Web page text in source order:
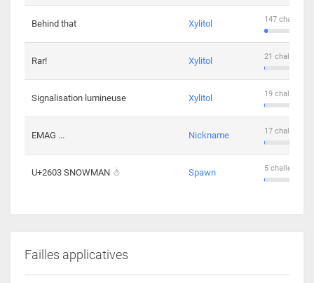
Behind that Xylitol 147
Rar! Xylitol 21
Signalisation lumineuse Xylitol 19
EMAG ... Nickname 17
U+2603 SNOWMAN ☃ Spawn 5 challengers
Failles applicatives